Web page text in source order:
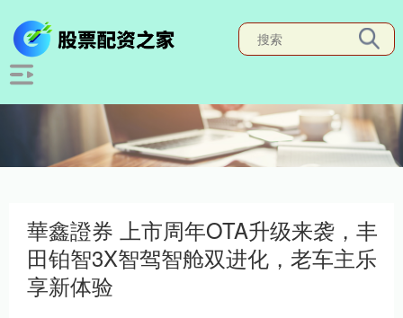
華鑫證券 上市周年OTA升级来袭，丰
田铂智3X智驾智舱双进化，老车主乐
享新体验